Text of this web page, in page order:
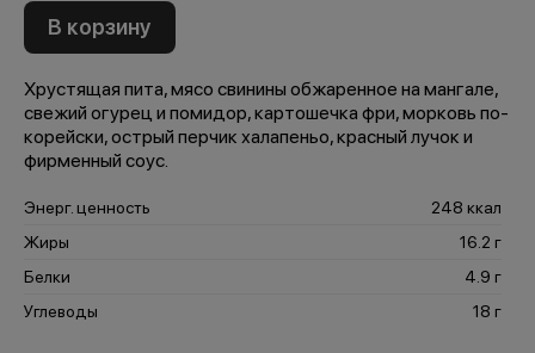
В корзину
Хрустящая пита, мясо свинины обжаренное на мангале,
свежий огурец и помидор, картошечка фри, морковь по-
корейски, острый перчик халапеньо, красный лучок и
фирменный соус.
Энерг. ценность
248 ккал
Жиры
16.2 г
Белки
4.9 г
Углеводы
18 г